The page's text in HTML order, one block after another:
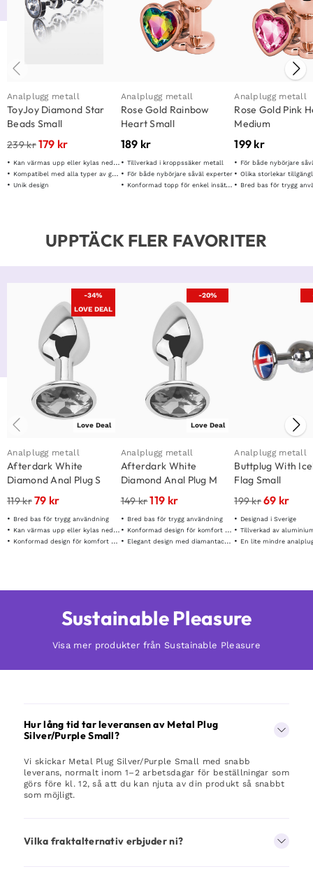
Analplugg metall
ToyJoy Diamond Star
Beads Small
239kr179 kr
Kan värmas upp eller kylas ned för tempratursspel
Kompatibel med alla typer av glidmedel
Unik design
Analplugg metall
Rose Gold Rainbow
Heart Small
189 kr
Tillverkad i kroppssäker metall
För både nybörjare såväl experter
Konformad topp för enkel insättning
Analplugg metall
Rose Gold Pink
Medium
199 kr
För både nybörjare
Olika storlekar
Bred bas för trygg
UPPTÄCK FLER FAVORITER
-34%
LOVE DEAL
Love Deal
Analplugg metall
Afterdark White
Diamond Anal Plug S
119kr79 kr
Bred bas för trygg användning
Kan värmas upp eller kylas ned för tempratursspel
Konformad design för komfort & stabilitet
-20%
Love Deal
Analplugg metall
Afterdark White
Diamond Anal Plug M
149kr119 kr
Bred bas för trygg användning
Konformad design för komfort & stabilitet
Elegant design med diamantaccent
Analplugg metall
Buttplug With
Flag Small
199kr69 kr
Designad i Sverige
Tillverkad av
En lite mindre
Sustainable Pleasure
Visa mer produkter från Sustainable Pleasure
Hur lång tid tar leveransen av Metal Plug
Silver/Purple Small?
Vi skickar Metal Plug Silver/Purple Small med snabb
leverans, normalt inom 1–2 arbetsdagar för beställningar som
görs före kl. 12, så att du kan njuta av din produkt så snabbt
som möjligt.
Vilka fraktalternativ erbjuder ni?